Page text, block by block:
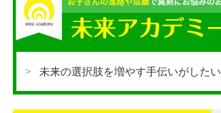
未来の選択肢を増やす手伝いがしたい